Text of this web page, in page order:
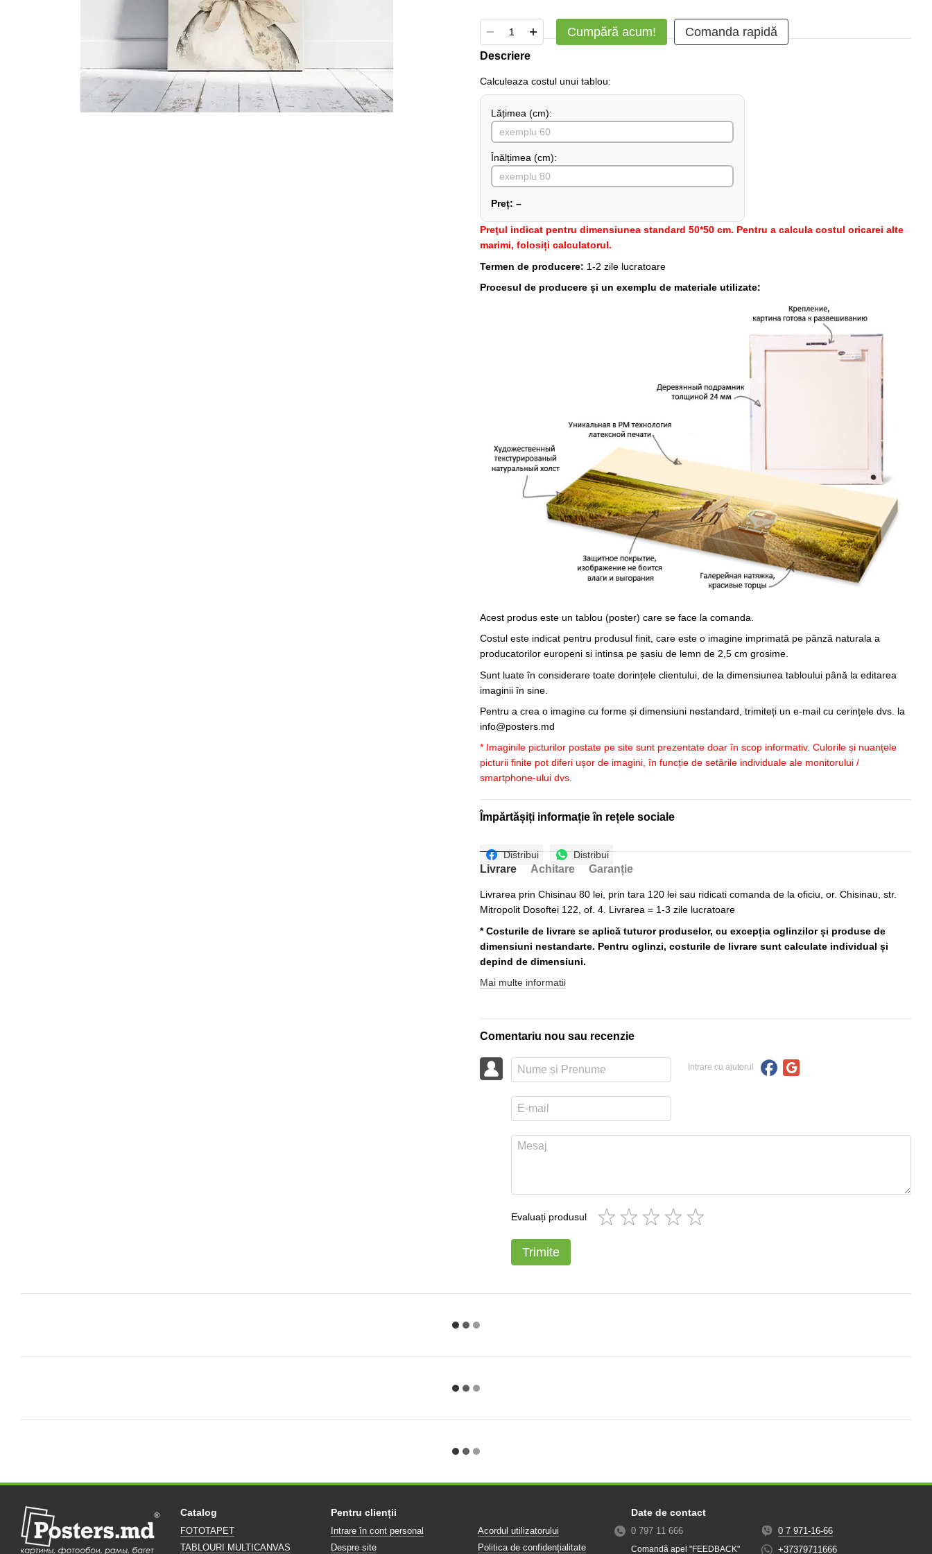
Cumpără acum! Comanda rapidă
Descriere
Сalculeaza costul unui tablou:
Lățimea (сm):
Înălțimea (cm):
Preț: –
Preţul indicat pentru dimensiunea standard 50*50 cm. Pentru a calcula costul oricarei alte
marimi, folosiți calculatorul.
Termen de producere: 1-2 zile lucratoare
Procesul de producere și un exemplu de materiale utilizate:
Acest produs este un tablou (poster) care se face la comanda.
Costul este indicat pentru produsul finit, care este o imagine imprimată pe pânză naturala a
producatorilor europeni si intinsa pe șasiu de lemn de 2,5 cm grosime.
Sunt luate în considerare toate dorințele clientului, de la dimensiunea tabloului până la editarea
imaginii în sine.
Pentru a crea o imagine cu forme și dimensiuni nestandard, trimiteți un e-mail cu cerințele dvs. la
info@posters.md
* Imaginile picturilor postate pe site sunt prezentate doar în scop informativ. Culorile și nuanțele
picturii finite pot diferi ușor de imagini, în funcție de setările individuale ale monitorului /
smartphone-ului dvs.
Împărtășiți informație în rețele sociale
Distribui Distribui
Livrare Achitare Garanție
Livrarea prin Chisinau 80 lei, prin tara 120 lei sau ridicati comanda de la oficiu, or. Chisinau, str.
Mitropolit Dosoftei 122, of. 4. Livrarea = 1-3 zile lucratoare
* Costurile de livrare se aplică tuturor produselor, cu excepția oglinzilor și produse de
dimensiuni nestandarte. Pentru oglinzi, costurile de livrare sunt calculate individual și
depind de dimensiuni.
Mai multe informatii
Comentariu nou sau recenzie
Intrare cu ajutorul
Evaluați produsul
Trimite
Catalog
FOTOTAPET
TABLOURI MULTICANVAS
Pentru clienții
Intrare în cont personal
Despre site
Acordul utilizatorului
Politica de confidențialitate
Date de contact
0 797 11 666
Comandă apel "FEEDBACK"
0 7 971-16-66
+37379711666